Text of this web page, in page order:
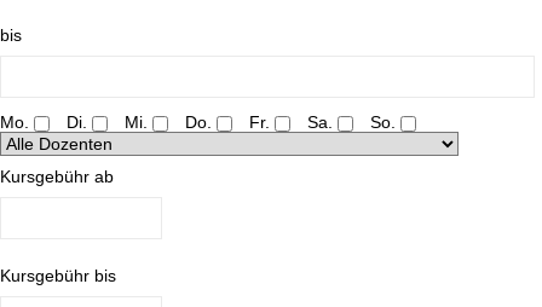
bis
Mo. Di. Mi. Do. Fr. Sa. So.
Kursgebühr ab
Kursgebühr bis